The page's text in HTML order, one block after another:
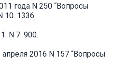
года N 250 “Вопросы
10. 1336.
N 7. 900.
2016 N 157 “Вопросы